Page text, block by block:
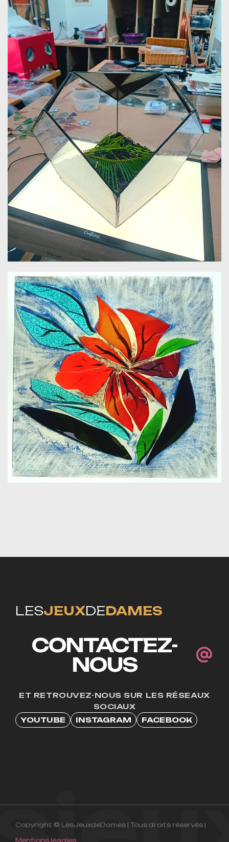
LESJEUXDEDAMES
CONTACTEZ-
NOUS
ET RETROUVEZ-NOUS SUR LES RÉSEAUX
SOCIAUX
YOUTUBE
INSTAGRAM FACEBOOK
Copyright © LesJeuxdeDames | Tous droits réservés |
Mentions légales